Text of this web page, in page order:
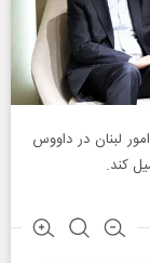
لبنان در داووس
کند.